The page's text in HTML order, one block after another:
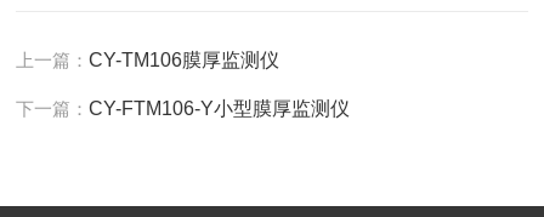
上一篇：CY-TM106膜厚监测仪
下一篇：CY-FTM106-Y小型膜厚监测仪